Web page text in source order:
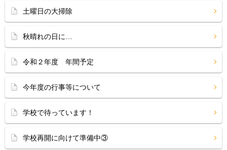
土曜日の大掃除
秋晴れの日に…
令和２年度 年間予定
今年度の行事等について
学校で待っています！
学校再開に向けて準備中③